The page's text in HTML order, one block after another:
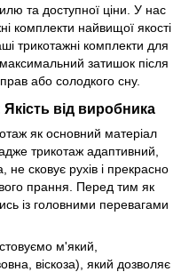
та доступної ціни. У нас
комплекти найвищої якості
трикотажні комплекти для
затишок після
або солодкого сну.
від виробника
як основний матеріал
трикотаж адаптивний,
не сковує рухів і прекрасно
прання. Перед тим як
із головними перевагами
м'який,
віскоза), який дозволяє